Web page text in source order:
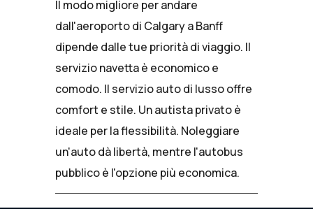
Il modo migliore per andare
dall'aeroporto di Calgary a Banff
dipende dalle tue priorità di viaggio. Il
servizio navetta è economico e
comodo. Il servizio auto di lusso offre
comfort e stile. Un autista privato è
ideale per la flessibilità. Noleggiare
un'auto dà libertà, mentre l'autobus
pubblico è l'opzione più economica.